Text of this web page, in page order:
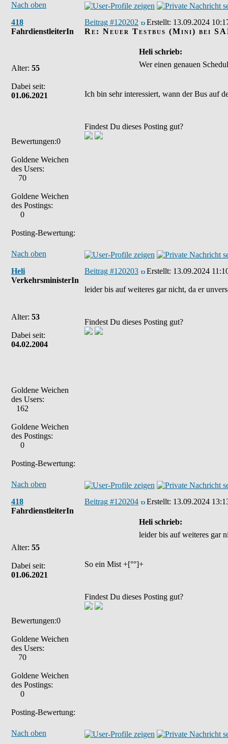
Nach oben
418
FahrdienstleiterIn
Alter: 55
Dabei seit:
01.06.2021
Bewertungen:0
Goldene Weichen
des Users:
70
Goldene Weichen
des Postings:
0
Posting-Bewertung:
Beitrag #120202 Erstellt: 13.09.2024
Re: Neuer Testbus (Mini) bei
Heli schrieb:
Wer einen genauen
Ich bin sehr interessiert, wann der Bus auf
Findest Du dieses Posting gut?
Nach oben
Heli
VerkehrsministerIn
Alter: 53
Dabei seit:
04.02.2004
Goldene Weichen
des Users:
162
Goldene Weichen
des Postings:
0
Posting-Bewertung:
Beitrag #120203 Erstellt: 13.09.2024
leider bis auf weiteres gar nicht, da er
Findest Du dieses Posting gut?
Nach oben
418
FahrdienstleiterIn
Alter: 55
Dabei seit:
01.06.2021
Bewertungen:0
Goldene Weichen
des Users:
70
Goldene Weichen
des Postings:
0
Posting-Bewertung:
Beitrag #120204 Erstellt: 13.09.2024
Heli schrieb:
leider bis auf weiteres gar
So ein Mist +[°°]+
Findest Du dieses Posting gut?
Nach oben